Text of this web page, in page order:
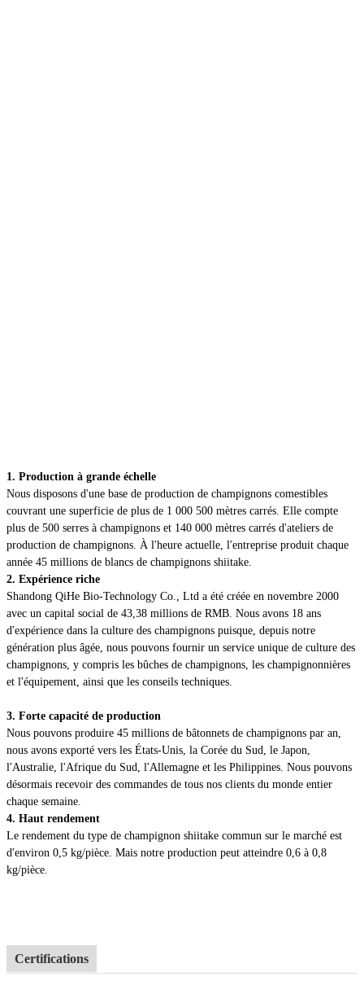
1. Production à grande échelle
Nous disposons d'une base de production de champignons comestibles
couvrant une superficie de plus de 1 000 500 mètres carrés. Elle compte
plus de 500 serres à champignons et 140 000 mètres carrés d'ateliers de
production de champignons. À l'heure actuelle, l'entreprise produit chaque
année 45 millions de blancs de champignons shiitake.
2. Expérience riche
Shandong QiHe Bio-Technology Co., Ltd a été créée en novembre 2000
avec un capital social de 43,38 millions de RMB. Nous avons 18 ans
d'expérience dans la culture des champignons puisque, depuis notre
génération plus âgée, nous pouvons fournir un service unique de culture des
champignons, y compris les bûches de champignons, les champignonnières
et l'équipement, ainsi que les conseils techniques.
3. Forte capacité de production
Nous pouvons produire 45 millions de bâtonnets de champignons par an,
nous avons exporté vers les États-Unis, la Corée du Sud, le Japon,
l'Australie, l'Afrique du Sud, l'Allemagne et les Philippines. Nous pouvons
désormais recevoir des commandes de tous nos clients du monde entier
chaque semaine.
4. Haut rendement
Le rendement du type de champignon shiitake commun sur le marché est
d'environ 0,5 kg/pièce. Mais notre production peut atteindre 0,6 à 0,8
kg/pièce.
Certifications